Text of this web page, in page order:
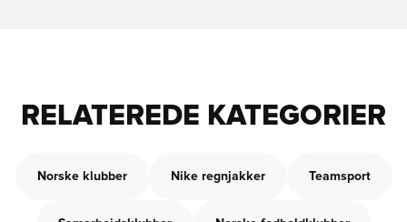
RELATEREDE KATEGORIER
Norske klubber Nike regnjakker Teamsport